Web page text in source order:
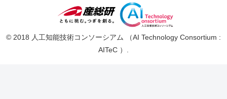
© 2018 人工知能技術コンソーシアム （AI Technology Consortium :
AITeC ）.